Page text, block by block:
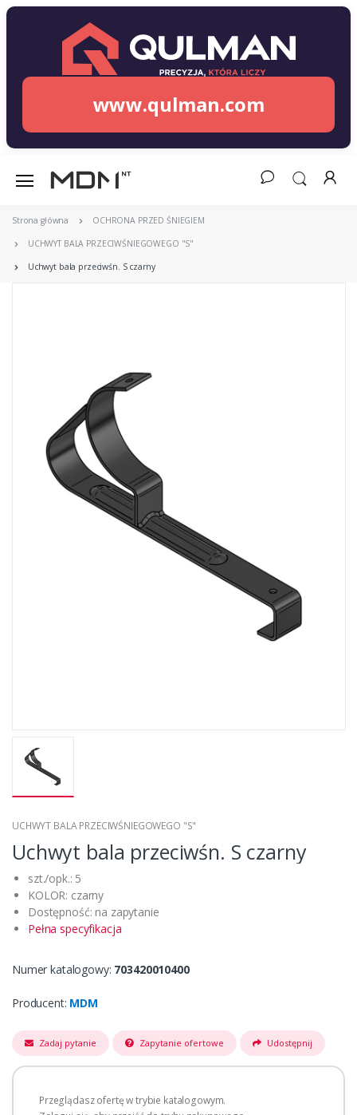
www.qulman.com
Strona główna OCHRONA PRZED ŚNIEGIEM
UCHWYT BALA PRZECIWŚNIEGOWEGO "S"
Uchwyt bala przeciwśn. S czarny
UCHWYT BALA PRZECIWŚNIEGOWEGO "S"
Uchwyt bala przeciwśn. S czarny
szt./opk.: 5
KOLOR: czarny
Dostępność: na zapytanie
Pełna specyfikacja
Numer katalogowy: 703420010400
Producent: MDM
Zadaj pytanie Zapytanie ofertowe Udostępnij
Przeglądasz ofertę w trybie katalogowym.